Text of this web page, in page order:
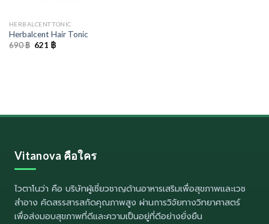
HERBALCENT TONIC
Herbalcent Hair Tonic
690฿ Original
621 ฿Current
Vitanova คือใคร
ไวตาโนว่า คือ บริษัทผู้เชี่ยวชาญด้านอาหารเสริมเพื่อสุขภาพและเวช
สำอาง คัดสรรสารสกัดคุณภาพสูง ผ่านการวิจัยทางวิทยาศาสตร์
เพื่อส่งมอบสุขภาพที่ดีและความเป็นอยู่ที่ดีอย่างยั่งยืน